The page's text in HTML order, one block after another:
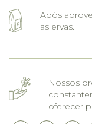
Após
as ervas.
Nossos
oferecer